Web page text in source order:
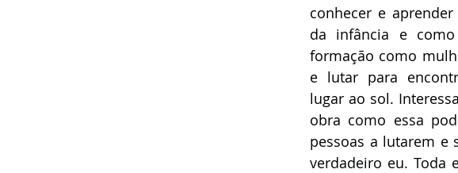
conhecer e
da infância e
formação como
e lutar para
lugar ao sol.
obra como essa
pessoas a lutarem e
verdadeiro eu. Toda